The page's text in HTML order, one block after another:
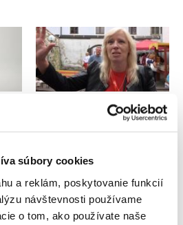
súbory cookies
a reklám, poskytovanie funkcií
návštevnosti používame
o tom, ako používate naše
Expremiéri: Iveta Radičová